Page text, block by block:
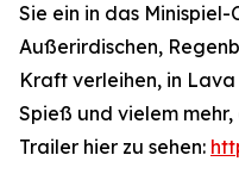
Sie ein in das Minispiel-
Außerirdischen,
Kraft verleihen, in
Spieß und vielem
Trailer hier zu sehen: